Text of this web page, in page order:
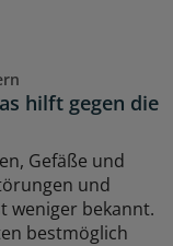
hilft gegen die
Gefäße und
und
weniger bekannt.
bestmöglich